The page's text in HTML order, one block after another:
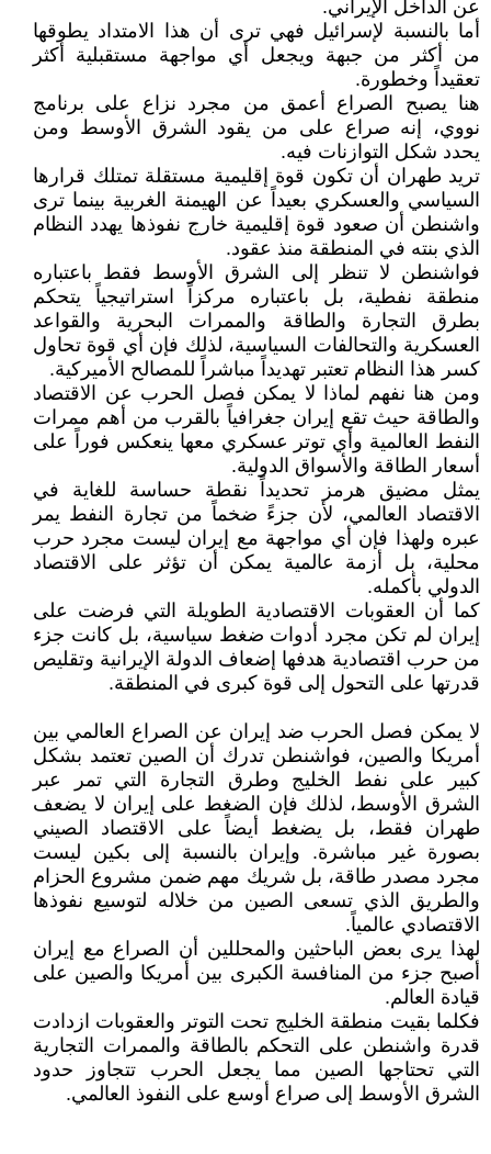
عن الداخل الإيراني.
أما بالنسبة لإسرائيل فهي ترى أن هذا الامتداد يطوقها
من أكثر من جبهة ويجعل أي مواجهة مستقبلية أكثر
تعقيداً وخطورة.
هنا يصبح الصراع أعمق من مجرد نزاع على برنامج
نووي، إنه صراع على من يقود الشرق الأوسط ومن
يحدد شكل التوازنات فيه.
تريد طهران أن تكون قوة إقليمية مستقلة تمتلك قرارها
السياسي والعسكري بعيداً عن الهيمنة الغربية بينما ترى
واشنطن أن صعود قوة إقليمية خارج نفوذها يهدد النظام
الذي بنته في المنطقة منذ عقود.
فواشنطن لا تنظر إلى الشرق الأوسط فقط باعتباره
منطقة نفطية، بل باعتباره مركزاً استراتيجياً يتحكم
بطرق التجارة والطاقة والممرات البحرية والقواعد
العسكرية والتحالفات السياسية، لذلك فإن أي قوة تحاول
كسر هذا النظام تعتبر تهديداً مباشراً للمصالح الأميركية.
ومن هنا نفهم لماذا لا يمكن فصل الحرب عن الاقتصاد
والطاقة حيث تقع إيران جغرافياً بالقرب من أهم ممرات
النفط العالمية وأي توتر عسكري معها ينعكس فوراً على
أسعار الطاقة والأسواق الدولية.
يمثل مضيق هرمز تحديداً نقطة حساسة للغاية في
الاقتصاد العالمي، لأن جزءً ضخماً من تجارة النفط يمر
عبره ولهذا فإن أي مواجهة مع إيران ليست مجرد حرب
محلية، بل أزمة عالمية يمكن أن تؤثر على الاقتصاد
الدولي بأكمله.
كما أن العقوبات الاقتصادية الطويلة التي فرضت على
إيران لم تكن مجرد أدوات ضغط سياسية، بل كانت جزء
من حرب اقتصادية هدفها إضعاف الدولة الإيرانية وتقليص
قدرتها على التحول إلى قوة كبرى في المنطقة.
لا يمكن فصل الحرب ضد إيران عن الصراع العالمي بين
أمريكا والصين، فواشنطن تدرك أن الصين تعتمد بشكل
كبير على نفط الخليج وطرق التجارة التي تمر عبر
الشرق الأوسط، لذلك فإن الضغط على إيران لا يضعف
طهران فقط، بل يضغط أيضاً على الاقتصاد الصيني
بصورة غير مباشرة. وإيران بالنسبة إلى بكين ليست
مجرد مصدر طاقة، بل شريك مهم ضمن مشروع الحزام
والطريق الذي تسعى الصين من خلاله لتوسيع نفوذها
الاقتصادي عالمياً.
لهذا يرى بعض الباحثين والمحللين أن الصراع مع إيران
أصبح جزء من المنافسة الكبرى بين أمريكا والصين على
قيادة العالم.
فكلما بقيت منطقة الخليج تحت التوتر والعقوبات ازدادت
قدرة واشنطن على التحكم بالطاقة والممرات التجارية
التي تحتاجها الصين مما يجعل الحرب تتجاوز حدود
الشرق الأوسط إلى صراع أوسع على النفوذ العالمي.